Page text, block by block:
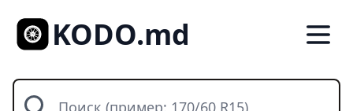
KODO.md
Поиск